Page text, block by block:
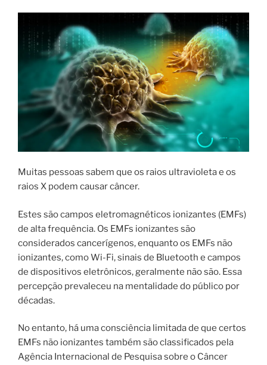
Muitas pessoas sabem que os raios ultravioleta e os
raios X podem causar câncer.
Estes são campos eletromagnéticos ionizantes (EMFs)
de alta frequência. Os EMFs ionizantes são
considerados cancerígenos, enquanto os EMFs não
ionizantes, como Wi-Fi, sinais de Bluetooth e campos
de dispositivos eletrônicos, geralmente não são. Essa
percepção prevaleceu na mentalidade do público por
décadas.
No entanto, há uma consciência limitada de que certos
EMFs não ionizantes também são classificados pela
Agência Internacional de Pesquisa sobre o Câncer